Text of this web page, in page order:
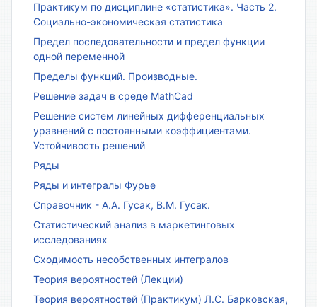
Практикум по дисциплине «статистика». Часть 2.
Социально-экономическая статистика
Предел последовательности и предел функции
одной переменной
Пределы функций. Производные.
Решение задач в среде MathCad
Решение систем линейных дифференциальных
уравнений с постоянными коэффициентами.
Устойчивость решений
Ряды
Ряды и интегралы Фурье
Справочник - А.А. Гусак, В.М. Гусак.
Статистический анализ в маркетинговых
исследованиях
Сходимость несобственных интегралов
Теория вероятностей (Лекции)
Теория вероятностей (Практикум) Л.С. Барковская,